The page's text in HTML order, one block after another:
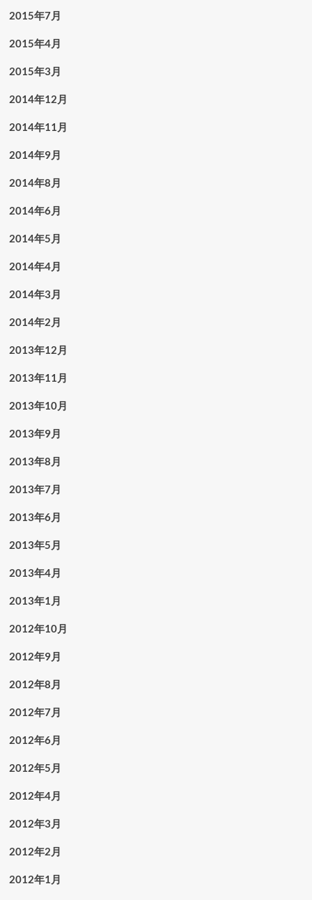
2015年7月
2015年4月
2015年3月
2014年12月
2014年11月
2014年9月
2014年8月
2014年6月
2014年5月
2014年4月
2014年3月
2014年2月
2013年12月
2013年11月
2013年10月
2013年9月
2013年8月
2013年7月
2013年6月
2013年5月
2013年4月
2013年1月
2012年10月
2012年9月
2012年8月
2012年7月
2012年6月
2012年5月
2012年4月
2012年3月
2012年2月
2012年1月